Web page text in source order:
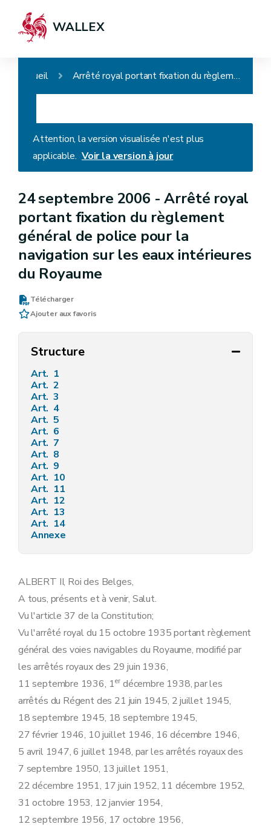
WALLEX
Accueil Arrêté royal portant fixation du règlement général de police pour la navigation sur les eaux intérieures du Royaume
Attention, la version visualisée n'est plus
applicable. Voir la version à jour
24 septembre 2006 -Arrêté royal
portant fixation du règlement
général de police pour la
navigation sur les eaux intérieures
du Royaume
Télécharger
Ajouter aux favoris
Structure
Art. 1
Art. 2
Art. 3
Art. 4
Art. 5
Art. 6
Art. 7
Art. 8
Art. 9
Art. 10
Art. 11
Art. 12
Art. 13
Art. 14
Annexe
ALBERT II, Roi des Belges,
A tous, présents et à venir, Salut.
Vu l'article 37 de la Constitution;
Vu l'arrêté royal du 15 octobre 1935 portant règlement
général des voies navigables du Royaume, modifié par
les arrêtés royaux des 29 juin 1936,
11 septembre 1936, 1er décembre 1938, par les
arrêtés du Régent des 21 juin 1945, 2 juillet 1945,
18 septembre 1945, 18 septembre 1945,
27 février 1946, 10 juillet 1946, 16 décembre 1946,
5 avril 1947, 6 juillet 1948, par les arrêtés royaux des
7 septembre 1950, 13 juillet 1951,
22 décembre 1951, 17 juin 1952, 11 décembre 1952,
31 octobre 1953, 12 janvier 1954,
12 septembre 1956, 17 octobre 1956,